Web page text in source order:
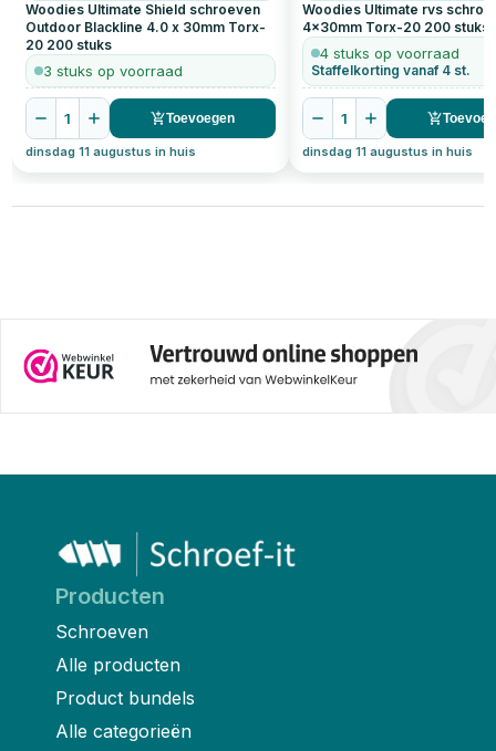
Woodies Ultimate Shield schroeven
Outdoor Blackline 4.0 x 30mm Torx-
20 200 stuks
3 stuks op voorraad
1 Toevoegen
dinsdag 11 augustus in huis
Woodies Ultimate rvs
4x30mm Torx-20 200 stuks
4 stuks op voorraad
Staffelkorting vanaf 4 st.
1
dinsdag 11 augustus in huis
Producten
Schroeven
Alle producten
Product bundels
Alle categorieën